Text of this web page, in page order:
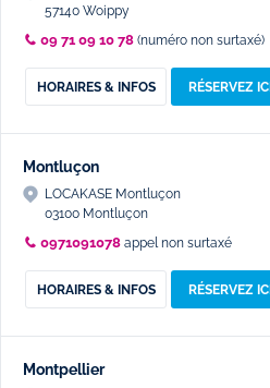
57140 Woippy
09 71 09 10 78 (numéro non surtaxé)
HORAIRES & INFOS RÉSERVEZ ICI
Montluçon
LOCAKASE Montluçon
03100 Montluçon
0971091078 appel non surtaxé
HORAIRES & INFOS RÉSERVEZ ICI
Montpellier